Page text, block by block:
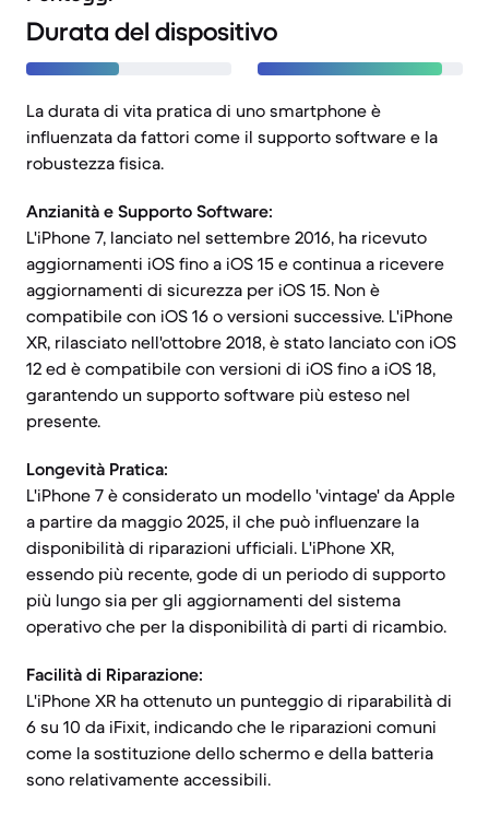
Durata del dispositivo
La durata di vita pratica di uno smartphone è
influenzata da fattori come il supporto software e la
robustezza fisica.
Anzianità e Supporto Software:
L'iPhone 7, lanciato nel settembre 2016, ha ricevuto
aggiornamenti iOS fino a iOS 15 e continua a ricevere
aggiornamenti di sicurezza per iOS 15. Non è
compatibile con iOS 16 o versioni successive. L'iPhone
XR, rilasciato nell'ottobre 2018, è stato lanciato con iOS
12 ed è compatibile con versioni di iOS fino a iOS 18,
garantendo un supporto software più esteso nel
presente.
Longevità Pratica:
L'iPhone 7 è considerato un modello 'vintage' da Apple
a partire da maggio 2025, il che può influenzare la
disponibilità di riparazioni ufficiali. L'iPhone XR,
essendo più recente, gode di un periodo di supporto
più lungo sia per gli aggiornamenti del sistema
operativo che per la disponibilità di parti di ricambio.
Facilità di Riparazione:
L'iPhone XR ha ottenuto un punteggio di riparabilità di
6 su 10 da iFixit, indicando che le riparazioni comuni
come la sostituzione dello schermo e della batteria
sono relativamente accessibili.